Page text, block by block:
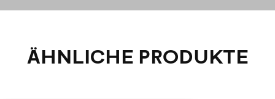
ÄHNLICHE PRODUKTE